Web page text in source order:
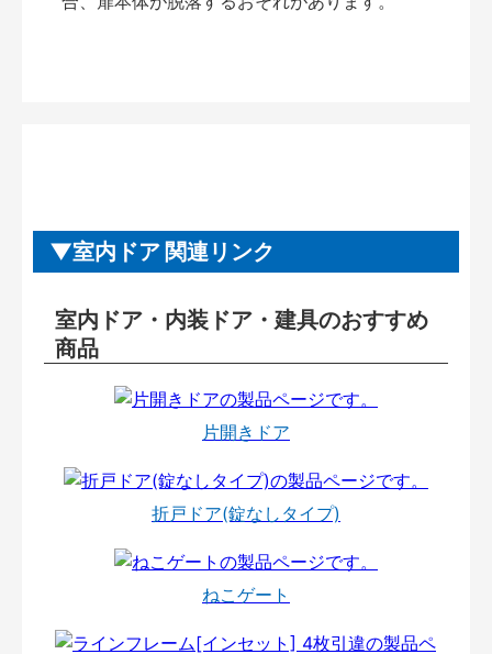
室内ドア 関連リンク
室内ドア・内装ドア・建具のおすすめ
商品
片開きドア
折戸ドア(錠なしタイプ)
ねこゲート